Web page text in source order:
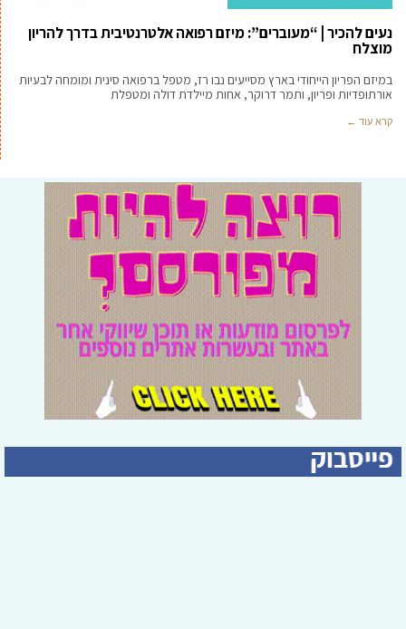
נעים להכיר | “מעוברים”: מיזם רפואה אלטרנטיבית בדרך להריון
מוצלח
במיזם הפריון הייחודי בארץ מסייעים נבו רז, מטפל ברפואה סינית ומומחה לבעיות
אורתופדיות ופריון, ותמר דרוקר, אחות מיילדת דולה ומטפלת
קרא עוד ←